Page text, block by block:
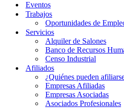
Eventos
Trabajos
Oportunidades de
Servicios
Alquiler de Salones
Banco de Recursos
Censo Industrial
Afiliados
¿Quiénes pueden
Empresas Afiliadas
Empresas Asociadas
Asociados Profesionales